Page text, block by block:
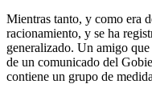
Mientras tanto, y como era
racionamiento, y se ha
generalizado. Un amigo
de un comunicado del
contiene un grupo de